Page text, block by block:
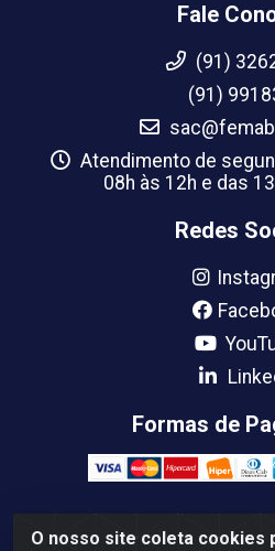
O nosso site coleta cookies
Fale
(91)
(91)
Atendimento de
08h às 12h e das
Redes
Formas de